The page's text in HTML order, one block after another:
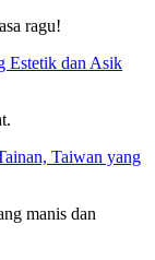
ragu!
Estetik dan Asik
Taiwan yang
manis dan